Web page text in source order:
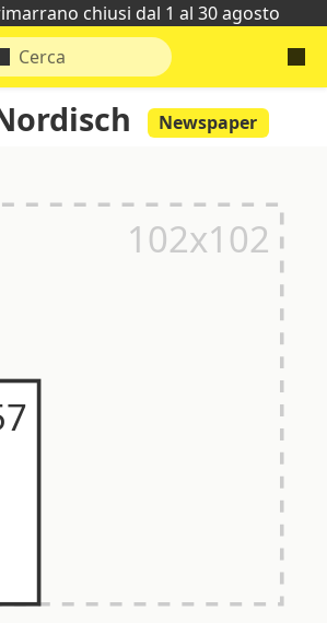
chiusi dal 1 al 30 agosto
Newspaper